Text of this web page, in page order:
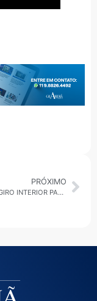
PRÓXIMO
2ª EDIÇÃO GIRO INTERIOR PAULISTA 11/02/2026: EDUCAÇÃO EM DESTAQUE